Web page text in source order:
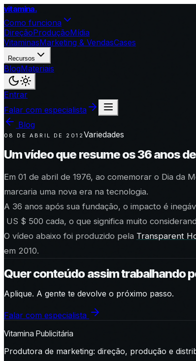
vitamina.
Como funciona
DireçãoProduçãoMídia
VitaminasMarketing & VendasCases
Recursos
BlogMateriais
Entrar
Falar com especialista
Blog
08 DE ABRIL DE 2012Variedades
Um vídeo que resume os 36 anos
Em 01 de abril de 1976, ao comemorar o Dia da
marcaria uma nova era na tecnologia.
A 36 anos após sua fundação, o impacto é
US $ 500 cada, o que significa muito
O vídeo abaixo foi produzido pela Transparent
em 2010.
Quer conteúdo assim trabalhando
Aplique. A gente te devolve o próximo passo.
Falar com especialista
Vitamina Publicitária
Produtora de marketing: direção, produção e